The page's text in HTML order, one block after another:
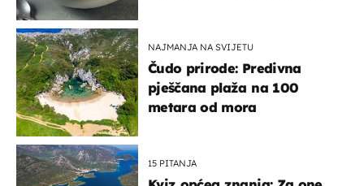
NAJMANJA NA SVIJETU
Čudo prirode: Predivna
pješčana plaža na 100
metara od mora
15 PITANJA